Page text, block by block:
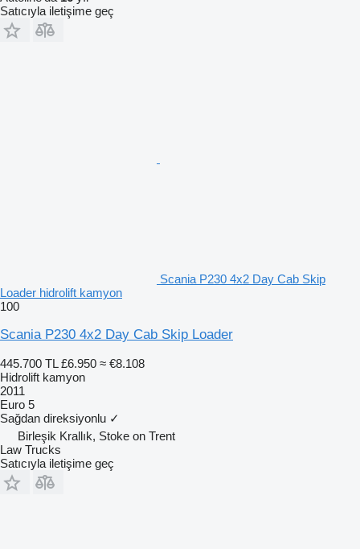
Satıcıyla iletişime geç
Scania P230 4x2 Day Cab Skip
Loader hidrolift kamyon
100
Scania P230 4x2 Day Cab Skip Loader
445.700 TL £6.950 ≈ €8.108
Hidrolift kamyon
2011
Euro 5
Sağdan direksiyonlu ✓
Birleşik Krallık, Stoke on Trent
Law Trucks
Satıcıyla iletişime geç